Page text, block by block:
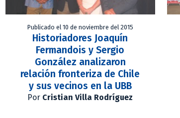
Publicado el 10 de noviembre del 2015
Historiadores Joaquín
Fermandois y Sergio
González analizaron
relación fronteriza de Chile
y sus vecinos en la UBB
Por Cristian Villa Rodríguez